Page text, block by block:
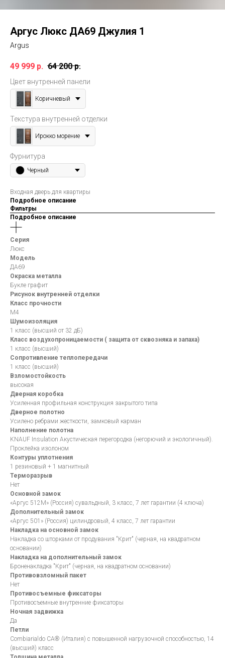
Аргус Люкс ДА69 Джулия 1
Argus
49 999 р. 64 200 р.
Цвет внутренней панели
Коричневый
Текстура внутренней отделки
Ирокко морение
Фурнитура
Черный
Входная дверь для квартиры
Подробное описание
Фильтры
Подробное описание
Серия
Люкс
Модель
ДА69
Окраска металла
Букле графит
Рисунок внутренней отделки
Класс прочности
М4
Шумоизоляция
1 класс (высший от 32 дБ)
Класс воздухопроницаемости ( защита от сквозняка и запаха)
1 класс (высший)
Сопротивление теплопередачи
1 класс (высший)
Взломостойкость
высокая
Дверная коробка
Усиленная профильная конструкция закрытого типа
Дверное полотно
Усилено ребрами жесткости, замковый карман
Наполнение полотна
KNAUF Insulation Акустическая перегородка (негорючий и экологичный).
Проклейка изолоном
Контуры уплотнения
1 резиновый + 1 магнитный
Терморазрыв
Нет
Основной замок
«Аргус 512М» (Россия) сувальдный, 3 класс, 7 лет гарантии (4 ключа)
Дополнительный замок
«Аргус 501» (Россия) цилиндровый, 4 класс, 7 лет гарантии
Накладка на основной замок
Накладка со шторками от продувания "Крит" (черная, на квадратном
основании)
Накладка на дополнительный замок
Броненакладка "Крит" (черная, на квадратном основании)
Противовзломный пакет
Нет
Противосъемные фиксаторы
Противосъемные внутренние фиксаторы
Ночная задвижка
Да
Петли
Сombiarialdo СА® (Италия) с повышенной нагрузочной способностью, 14
(высший) класс